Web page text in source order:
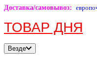
Доставка/самовывоз:
ТОВАР ДНЯ
Везде